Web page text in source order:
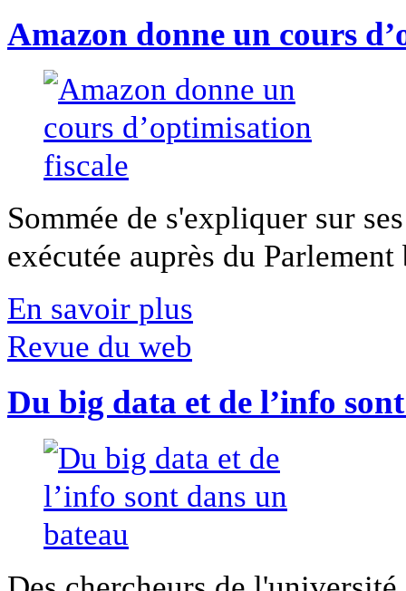
Amazon donne un cours
Sommée de s'expliquer sur
exécutée auprès du
En savoir plus
Revue du web
Du big data et de l’info